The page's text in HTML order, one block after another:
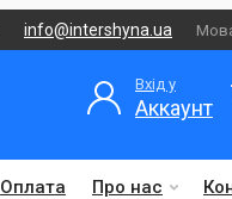
info@intershyna.ua
Оплата Про нас
Вхід у
Аккаунт